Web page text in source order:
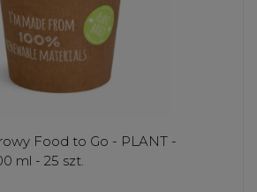
Food to Go - PLANT -
ml - 25 szt.